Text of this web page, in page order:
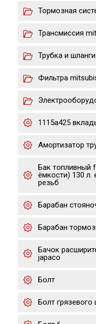
Тормозная
Трансмиссия
Трубка и
Фильтра
1115a425
Амортизатор
Бак топливный
ёмкости) 130 л.
резьб
Барабан
Барабан
Бачок
japaco
Болт
Болт грязевого